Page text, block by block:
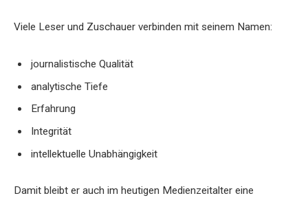
Viele Leser und Zuschauer verbinden mit seinem Namen:
journalistische Qualität
analytische Tiefe
Erfahrung
Integrität
intellektuelle Unabhängigkeit
Damit bleibt er auch im heutigen Medienzeitalter eine